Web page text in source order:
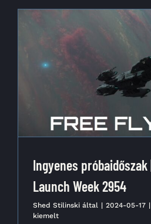
Ingyenes
Launch Week 2954
Shed Stilinski által | 2024-05-17 |
kiemelt